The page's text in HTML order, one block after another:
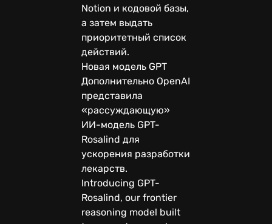
Notion и кодовой базы,
а затем выдать
приоритетный список
действий.
Новая модель GPT
Дополнительно OpenAI
представила
«рассуждающую»
ИИ-модель GPT-
Rosalind для
ускорения разработки
лекарств.
Introducing GPT-
Rosalind, our frontier
reasoning model built